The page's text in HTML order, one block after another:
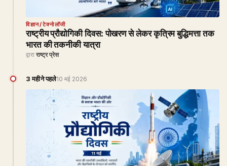
विज्ञान/टेक्नोलॉजी
राष्ट्रीय प्रौद्योगिकी दिवस: पोखरण से लेकर कृत्रिम बुद्धिमत्ता तक
भारत की तकनीकी यात्रा
द्वारा राष्ट्र प्रेस
3 महीने पहले10 मई 2026